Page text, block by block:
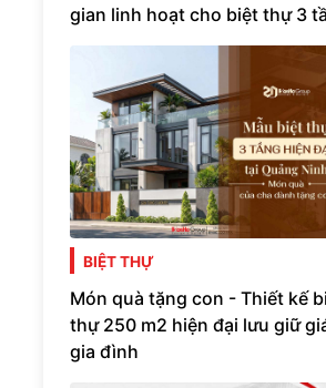
gian linh hoạt cho biệt thự 3
BIỆT THỰ
Món quà tặng con - Thiết kế
thự 250 m2 hiện đại lưu giữ
gia đình